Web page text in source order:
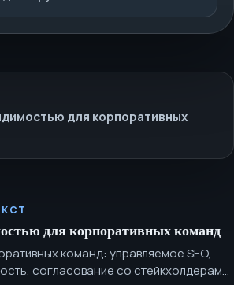
для корпоративных
для корпоративных команд
команд: управляемое SEO,
согласование со стейкхолдерами